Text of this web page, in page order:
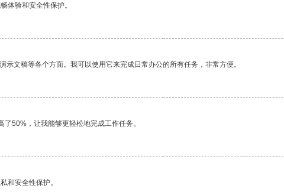
体验和安全性保护。
文稿等各个方面。我可以使用它来完成日常办公的所有任务，非常方便。
50%，让我能够更轻松地完成工作任务。
和安全性保护。